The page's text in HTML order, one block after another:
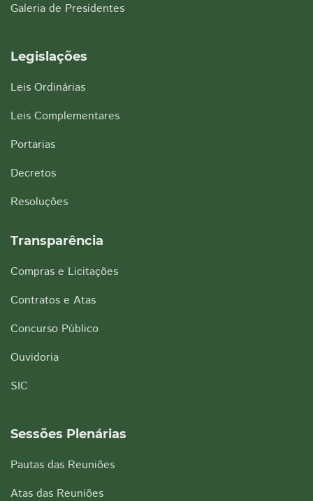
Galeria de Presidentes
Legislações
Leis Ordinárias
Leis Complementares
Portarias
Decretos
Resoluções
Transparência
Compras e Licitações
Contratos e Atas
Concurso Público
Ouvidoria
SIC
Sessões Plenárias
Pautas das Reuniões
Atas das Reuniões